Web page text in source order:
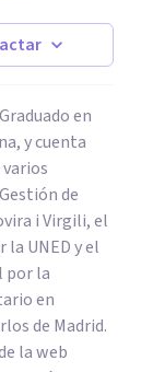
en
y cuenta
de
i Virgili, el
UNED y el
por la
en
de Madrid.
la web